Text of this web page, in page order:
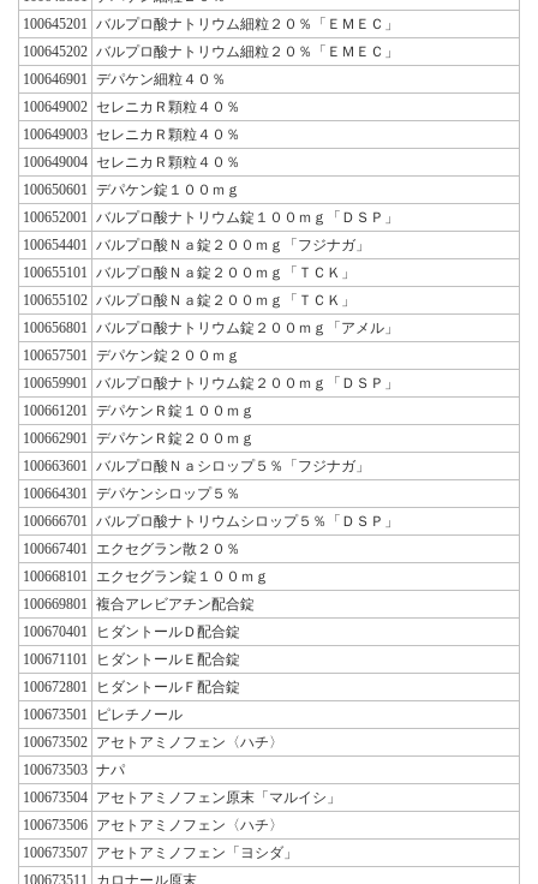
100645201
バルプロ酸ナトリウム細粒２０％「ＥＭＥＣ」
100645202 バルプロ酸ナトリウム細粒２０％「ＥＭＥＣ」
100646901
デパケン細粒４０％
100649002 セレニカＲ顆粒４０％
100649003 セレニカＲ顆粒４０％
100649004 セレニカＲ顆粒４０％
100650601
デパケン錠１００ｍｇ
100652001
バルプロ酸ナトリウム錠１００ｍｇ「ＤＳＰ」
100654401
バルプロ酸Ｎａ錠２００ｍｇ「フジナガ」
100655101
バルプロ酸Ｎａ錠２００ｍｇ「ＴＣＫ」
100655102 バルプロ酸Ｎａ錠２００ｍｇ「ＴＣＫ」
100656801
バルプロ酸ナトリウム錠２００ｍｇ「アメル」
100657501
デパケン錠２００ｍｇ
100659901
バルプロ酸ナトリウム錠２００ｍｇ「ＤＳＰ」
100661201
デパケンＲ錠１００ｍｇ
100662901
デパケンＲ錠２００ｍｇ
100663601
バルプロ酸Ｎａシロップ５％「フジナガ」
100664301
デパケンシロップ５％
100666701
バルプロ酸ナトリウムシロップ５％「ＤＳＰ」
100667401
エクセグラン散２０％
100668101
エクセグラン錠１００ｍｇ
100669801
複合アレビアチン配合錠
100670401
ヒダントールＤ配合錠
100671101
ヒダントールＥ配合錠
100672801
ヒダントールＦ配合錠
100673501
ピレチノール
100673502 アセトアミノフェン〈ハチ〉
100673503 ナパ
100673504 アセトアミノフェン原末「マルイシ」
100673506 アセトアミノフェン〈ハチ〉
100673507 アセトアミノフェン「ヨシダ」
100673511
カロナール原末